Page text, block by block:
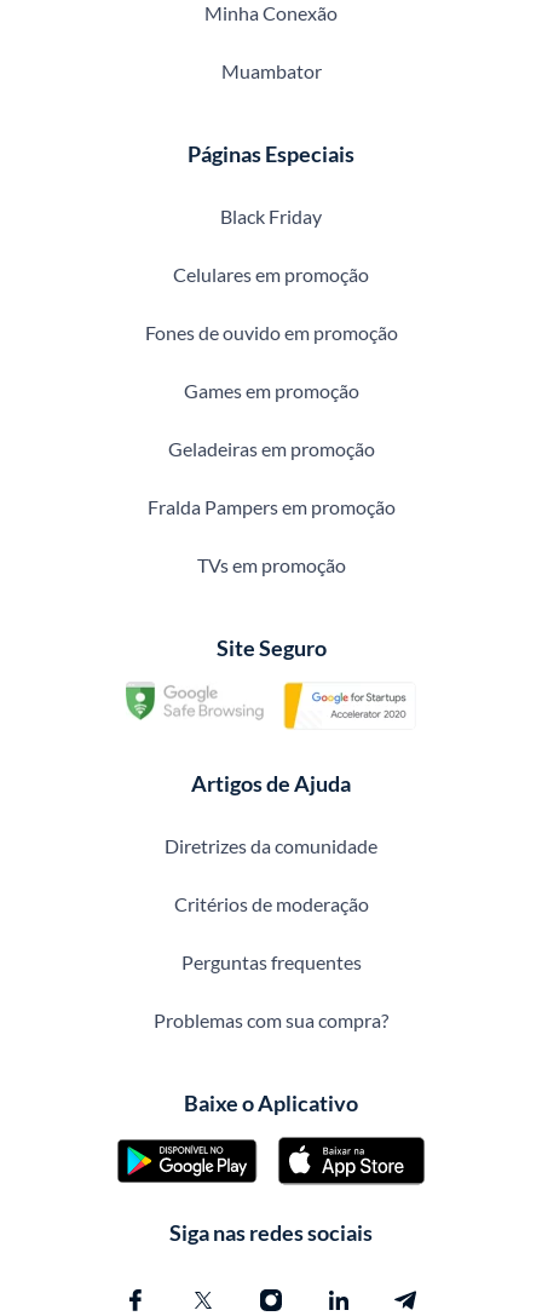
Minha Conexão
Muambator
Páginas Especiais
Black Friday
Celulares em promoção
Fones de ouvido em promoção
Games em promoção
Geladeiras em promoção
Fralda Pampers em promoção
TVs em promoção
Site Seguro
Artigos de Ajuda
Diretrizes da comunidade
Critérios de moderação
Perguntas frequentes
Problemas com sua compra?
Baixe o Aplicativo
Siga nas redes sociais